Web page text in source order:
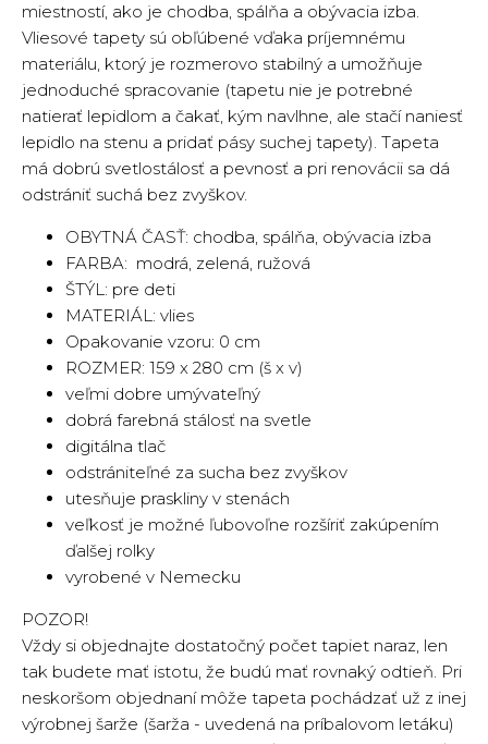
miestností, ako je chodba, spálňa a obývacia izba.
Vliesové tapety sú obľúbené vďaka príjemnému
materiálu, ktorý je rozmerovo stabilný a umožňuje
jednoduché spracovanie (tapetu nie je potrebné
natierať lepidlom a čakať, kým navlhne, ale stačí naniesť
lepidlo na stenu a pridať pásy suchej tapety). Tapeta
má dobrú svetlostálosť a pevnosť a pri renovácii sa dá
odstrániť suchá bez zvyškov.
OBYTNÁ ČASŤ: chodba, spálňa, obývacia izba
FARBA: modrá, zelená, ružová
ŠTÝL: pre deti
MATERIÁL: vlies
Opakovanie vzoru: 0 cm
ROZMER: 159 x 280 cm (š x v)
veľmi dobre umývateľný
dobrá farebná stálosť na svetle
digitálna tlač
odstrániteľné za sucha bez zvyškov
utesňuje praskliny v stenách
veľkosť je možné ľubovoľne rozšíriť zakúpením
ďalšej rolky
vyrobené v Nemecku
POZOR!
Vždy si objednajte dostatočný počet tapiet naraz, len
tak budete mať istotu, že budú mať rovnaký odtieň. Pri
neskoršom objednaní môže tapeta pochádzať už z inej
výrobnej šarže (šarža - uvedená na príbalovom letáku)